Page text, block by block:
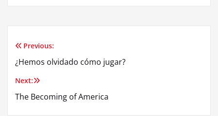
Post
navigation
Previous:
¿Hemos olvidado cómo jugar?
Next:
The Becoming of America